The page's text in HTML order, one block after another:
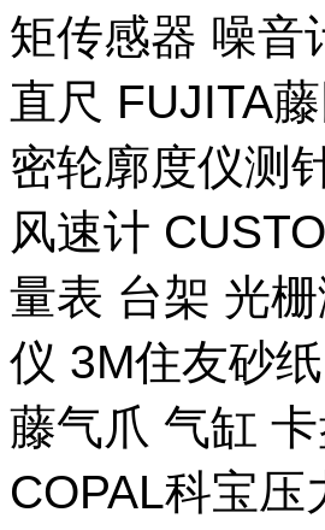
矩传感器 噪音
直尺 FUJITA
密轮廓度仪测
风速计
量表 台架 光
仪 3M住友砂
藤气爪 气缸
COPAL科宝